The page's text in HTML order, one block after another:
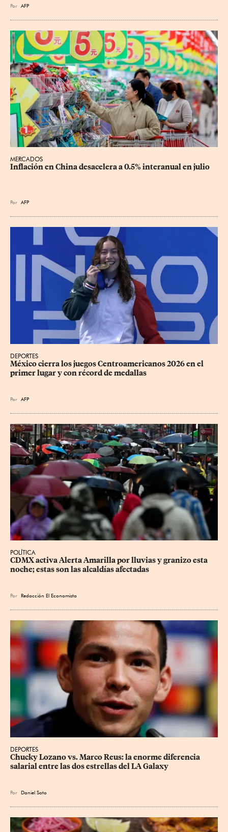
Por AFP
MERCADOS
Inflación en China desacelera a 0.5% interanual en julio
Por AFP
DEPORTES
México cierra los juegos Centroamericanos 2026 en el
primer lugar y con récord de medallas
Por AFP
POLÍTICA
CDMX activa Alerta Amarilla por lluvias y granizo esta
noche; estas son las alcaldías afectadas
Por Redacción El Economista
DEPORTES
Chucky Lozano vs. Marco Reus: la enorme diferencia
salarial entre las dos estrellas del LA Galaxy
Por Daniel Soto